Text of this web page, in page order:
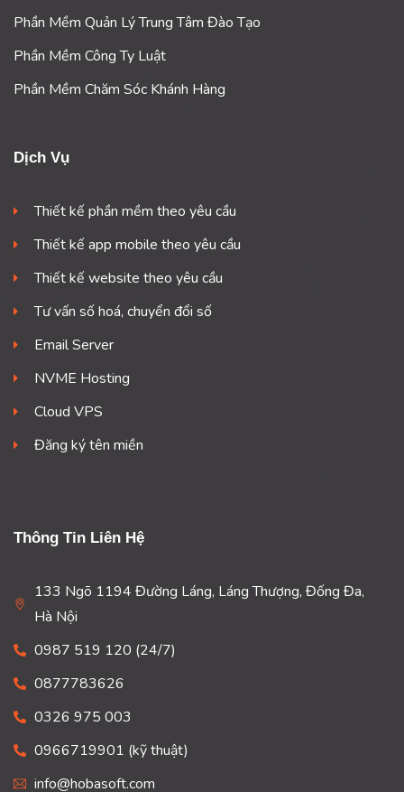
Phần Mềm Quản Lý Trung Tâm Đào Tạo
Phần Mềm Công Ty Luật
Phần Mềm Chăm Sóc Khánh Hàng
Dịch Vụ
Thiết kế phần mềm theo yêu cầu
Thiết kế app mobile theo yêu cầu
Thiết kế website theo yêu cầu
Tư vấn số hoá, chuyển đổi số
Email Server
NVME Hosting
Cloud VPS
Đăng ký tên miền
Thông Tin Liên Hệ
133 Ngõ 1194 Đường Láng, Láng Thượng, Đống Đa,
Hà Nội
0987 519 120 (24/7)
0877783626
0326 975 003
0966719901 (kỹ thuật)
info@hobasoft.com